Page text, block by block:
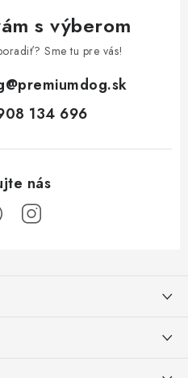
s výberom
Sme tu pre vás!
@premiumdog.sk
134 696